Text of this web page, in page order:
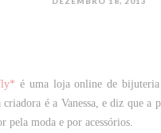
é uma loja online de
criadora é a Vanessa, e diz que a
pela moda e por acessórios.